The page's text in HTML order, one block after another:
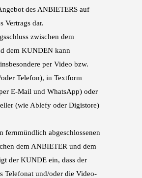
des ANBIETERS auf
Vertrags dar.
zwischen dem
dem KUNDEN kann
sondere per Video bzw.
Telefon), in Textform
E-Mail und WhatsApp) oder
(wie Ablefy oder Digistore)
fernmündlich abgeschlossenen
dem ANBIETER und dem
der KUNDE ein, dass der
Telefonat und/oder die Video-